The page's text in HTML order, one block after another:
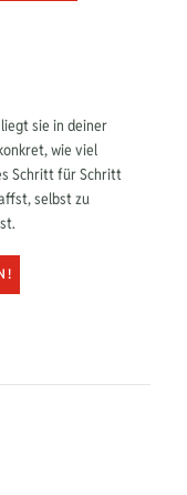
sie in deiner
wie viel
Schritt für Schritt
selbst zu